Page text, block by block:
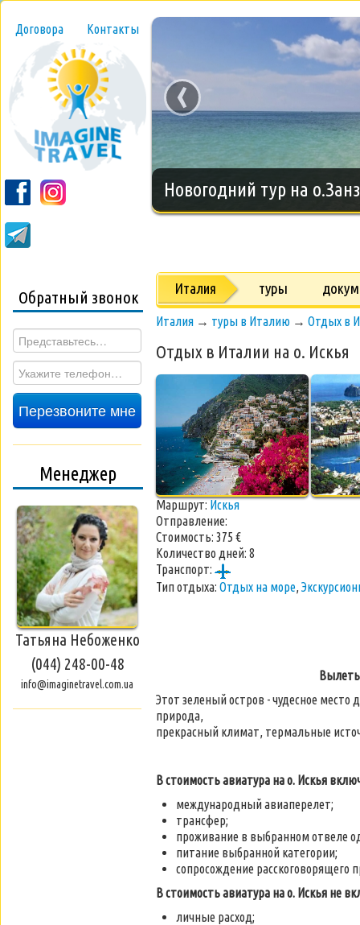
Договора Контакты
Новогодний тур на
‹
Обратный звонок
Перезвоните мне
Менеджер
Татьяна Небоженко
(044) 248-00-48
info@imaginetravel.com.ua
Италия туры
Италия → туры в Италию → Отдых в
Отдых в Италии на о. Искья
Маршрут: Искья
Отправление:
Стоимость: 375 €
Количество дней: 8
Транспорт:
Тип отдыха: Отдых на море,
Вылеты
Этот зеленый остров - чудесное место
природа,
прекрасный климат, термальные
В стоимость авиатура на о. Искья
международный авиаперелет;
трансфер;
проживание в выбранном отвеле
питание выбранной категории;
сопросождение расскоговорящего
В стоимость авиатура на о. Искья не
личные расход;